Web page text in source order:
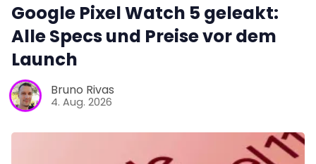
Google Pixel Watch 5 geleakt:
Alle Specs und Preise vor dem
Launch
Bruno Rivas
4. Aug. 2026